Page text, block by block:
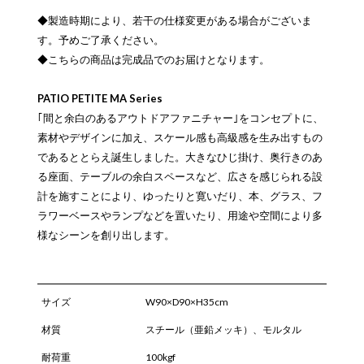
◆製造時期により、若干の仕様変更がある場合がございま
す。予めご了承ください。
◆こちらの商品は完成品でのお届けとなります。
PATIO PETITE MA Series
｢間と余白のあるアウトドアファニチャー｣をコンセプトに、
素材やデザインに加え、スケール感も高級感を生み出すもの
であるととらえ誕生しました。大きなひじ掛け、奥行きのあ
る座面、テーブルの余白スペースなど、広さを感じられる設
計を施すことにより、ゆったりと寛いだり、本、グラス、フ
ラワーベースやランプなどを置いたり、用途や空間により多
様なシーンを創り出します。
サイズ W90×D90×H35cm
材質 スチール（亜鉛メッキ）、モルタル
耐荷重 100kgf